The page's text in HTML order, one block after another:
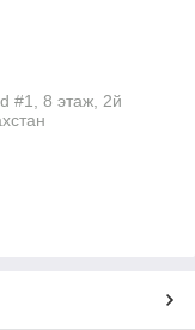
#1, 8 этаж, 2й